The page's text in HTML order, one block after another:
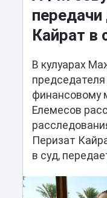
Кайрат в
В кулуарах
финансовому
Елемесов
Перизат
в суд,